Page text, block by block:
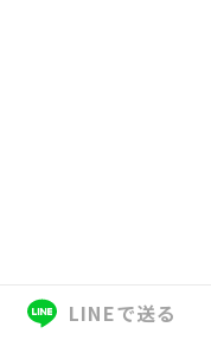
LINEで送る